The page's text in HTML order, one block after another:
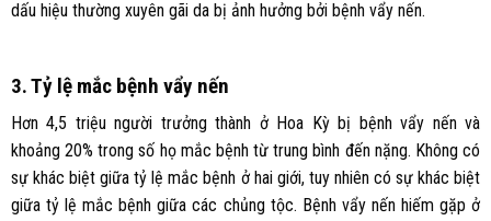
dấu hiệu thường xuyên gãi da bị ảnh hưởng bởi bệnh vẩy nến.
3. Tỷ lệ mắc bệnh vẩy nến
Hơn 4,5 triệu người trưởng thành ở Hoa Kỳ bị bệnh vẩy nến và
khoảng 20% trong số họ mắc bệnh từ trung bình đến nặng. Không có
sự khác biệt giữa tỷ lệ mắc bệnh ở hai giới, tuy nhiên có sự khác biệt
giữa tỷ lệ mắc bệnh giữa các chủng tộc. Bệnh vẩy nến hiếm gặp ở